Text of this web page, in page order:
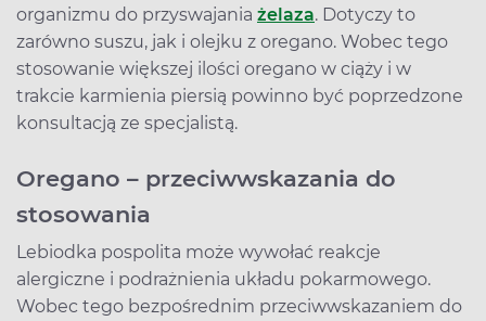
organizmu do przyswajania żelaza. Dotyczy to
zarówno suszu, jak i olejku z oregano. Wobec tego
stosowanie większej ilości oregano w ciąży i w
trakcie karmienia piersią powinno być poprzedzone
konsultacją ze specjalistą.
Oregano – przeciwwskazania do
stosowania
Lebiodka pospolita może wywołać reakcje
alergiczne i podrażnienia układu pokarmowego.
Wobec tego bezpośrednim przeciwwskazaniem do